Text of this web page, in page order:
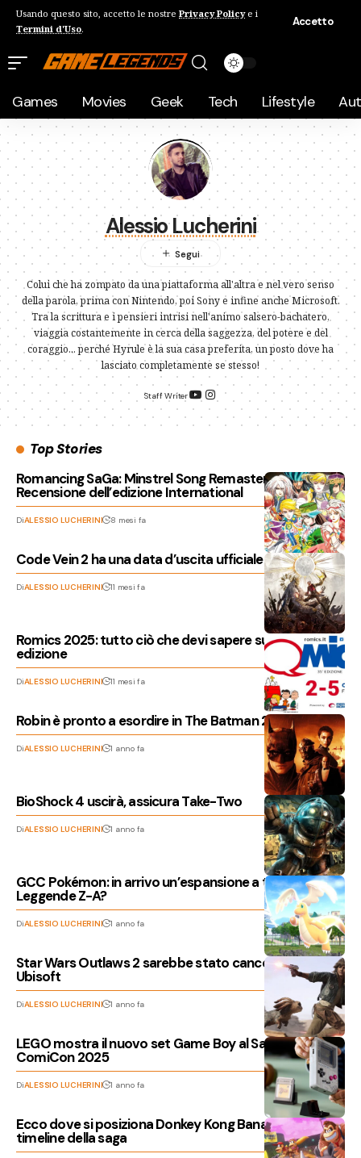
Usando questo sito, accetto le nostre Privacy Policye i
Termini d'Uso.
Accetto
Games Movies Geek Tech Lifestyle
Alessio Lucherini
Colui che ha zompato da una piattaforma all'altra e nel vero senso
della parola, prima con Nintendo, poi Sony e infine anche Microsoft.
Tra la scrittura e i pensieri intrisi nell'animo salsero-bachatero,
viaggia costantemente in cerca della saggezza, del potere e del
coraggio... perché Hyrule è la sua casa preferita, un posto dove ha
lasciato completamente se stesso!
Staff Writer
Top Stories
Romancing SaGa: Minstrel Song Remastered,
Recensione dell’edizione International
DiALESSIO LUCHERINI 8 mesi fa
Code Vein 2 ha una data d’uscita ufficiale
DiALESSIO LUCHERINI 11 mesi fa
Romics 2025: tutto ciò che devi sapere sulla 35ª
edizione
DiALESSIO LUCHERINI 11 mesi fa
Robin è pronto a esordire in The Batman 2?
DiALESSIO LUCHERINI 1 anno fa
BioShock 4 uscirà, assicura Take-Two
DiALESSIO LUCHERINI 1 anno fa
GCC Pokémon: in arrivo un’espansione a tema
Leggende Z-A?
DiALESSIO LUCHERINI 1 anno fa
Star Wars Outlaws 2 sarebbe stato cancellato da
Ubisoft
DiALESSIO LUCHERINI 1 anno fa
LEGO mostra il nuovo set Game Boy al San Diego
ComiCon 2025
DiALESSIO LUCHERINI 1 anno fa
Ecco dove si posiziona Donkey Kong Bananza nella
timeline della saga